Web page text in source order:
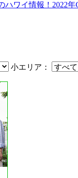
ハワイ情報！2022
小エリア：